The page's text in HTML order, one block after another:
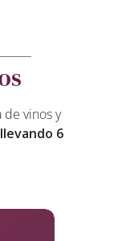
de vinos y
llevando 6